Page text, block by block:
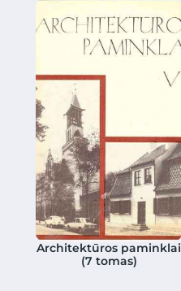
Architektūros paminklai
(7 tomas)